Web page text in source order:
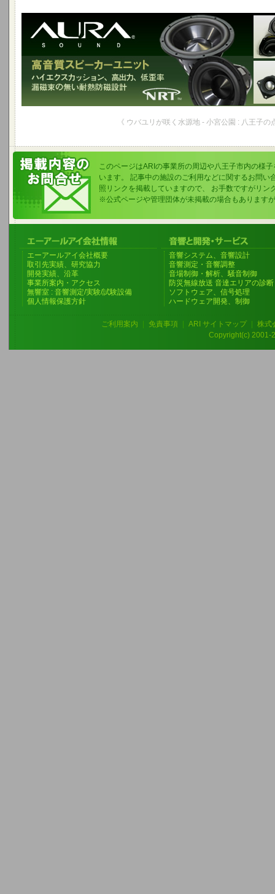
《 ウバユリが咲く水源地 - 小宮公園 : 八王子の
このページはARIの事業所の周辺や八王子市内の様
います。 記事中の施設のご利用などに関するお問い
照リンクを掲載していますので、 お手数ですがリン
※公式ページや管理団体が未掲載の場合もあります
エーアールアイ会社概要
取引先実績、研究協力
開発実績、沿革
事業所案内・アクセス
無響室 : 音響測定/実験/試験設備
個人情報保護方針
音響システム、音響設計
音響測定・音響調整
音場制御・解析、騒音制御
防災無線放送 音達エリアの診断
ソフトウェア、信号処理
ハードウェア開発、制御
ご利用案内 免責事項 ARI サイトマップ
株式
Copyright(c) 2001-